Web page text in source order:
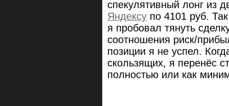
спекулятивный лонг из
Яндексу по 4101 руб.
я пробовал тянуть
соотношения риск/
позиции я не успел.
скользящих, я перенёс
полностью или как